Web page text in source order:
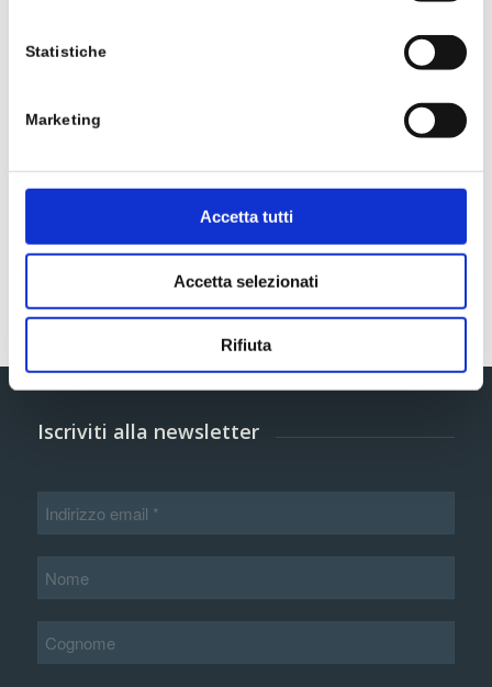
Statistiche
Marketing
Accetta tutti
Accetta selezionati
Rifiuta
E.P.I.D.® Junior Sciroppo Flu
Iscriviti alla newsletter